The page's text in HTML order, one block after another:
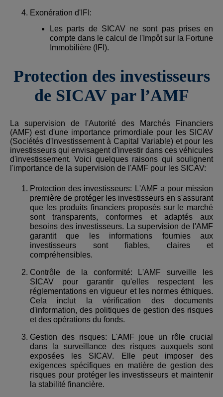
Exonération d'IFI:
Les parts de SICAV ne sont pas prises en
compte dans le calcul de l'Impôt sur la Fortune
Immobilière (IFI).
Protection des investisseurs
de SICAV par l’AMF
La supervision de l'Autorité des Marchés Financiers
(AMF) est d'une importance primordiale pour les SICAV
(Sociétés d'Investissement à Capital Variable) et pour les
investisseurs qui envisagent d'investir dans ces véhicules
d'investissement. Voici quelques raisons qui soulignent
l'importance de la supervision de l'AMF pour les SICAV:
Protection des investisseurs: L'AMF a pour mission
première de protéger les investisseurs en s'assurant
que les produits financiers proposés sur le marché
sont transparents, conformes et adaptés aux
besoins des investisseurs. La supervision de l'AMF
garantit que les informations fournies aux
investisseurs sont fiables, claires et
compréhensibles.
Contrôle de la conformité: L'AMF surveille les
SICAV pour garantir qu'elles respectent les
réglementations en vigueur et les normes éthiques.
Cela inclut la vérification des documents
d'information, des politiques de gestion des risques
et des opérations du fonds.
Gestion des risques: L'AMF joue un rôle crucial
dans la surveillance des risques auxquels sont
exposées les SICAV. Elle peut imposer des
exigences spécifiques en matière de gestion des
risques pour protéger les investisseurs et maintenir
la stabilité financière.